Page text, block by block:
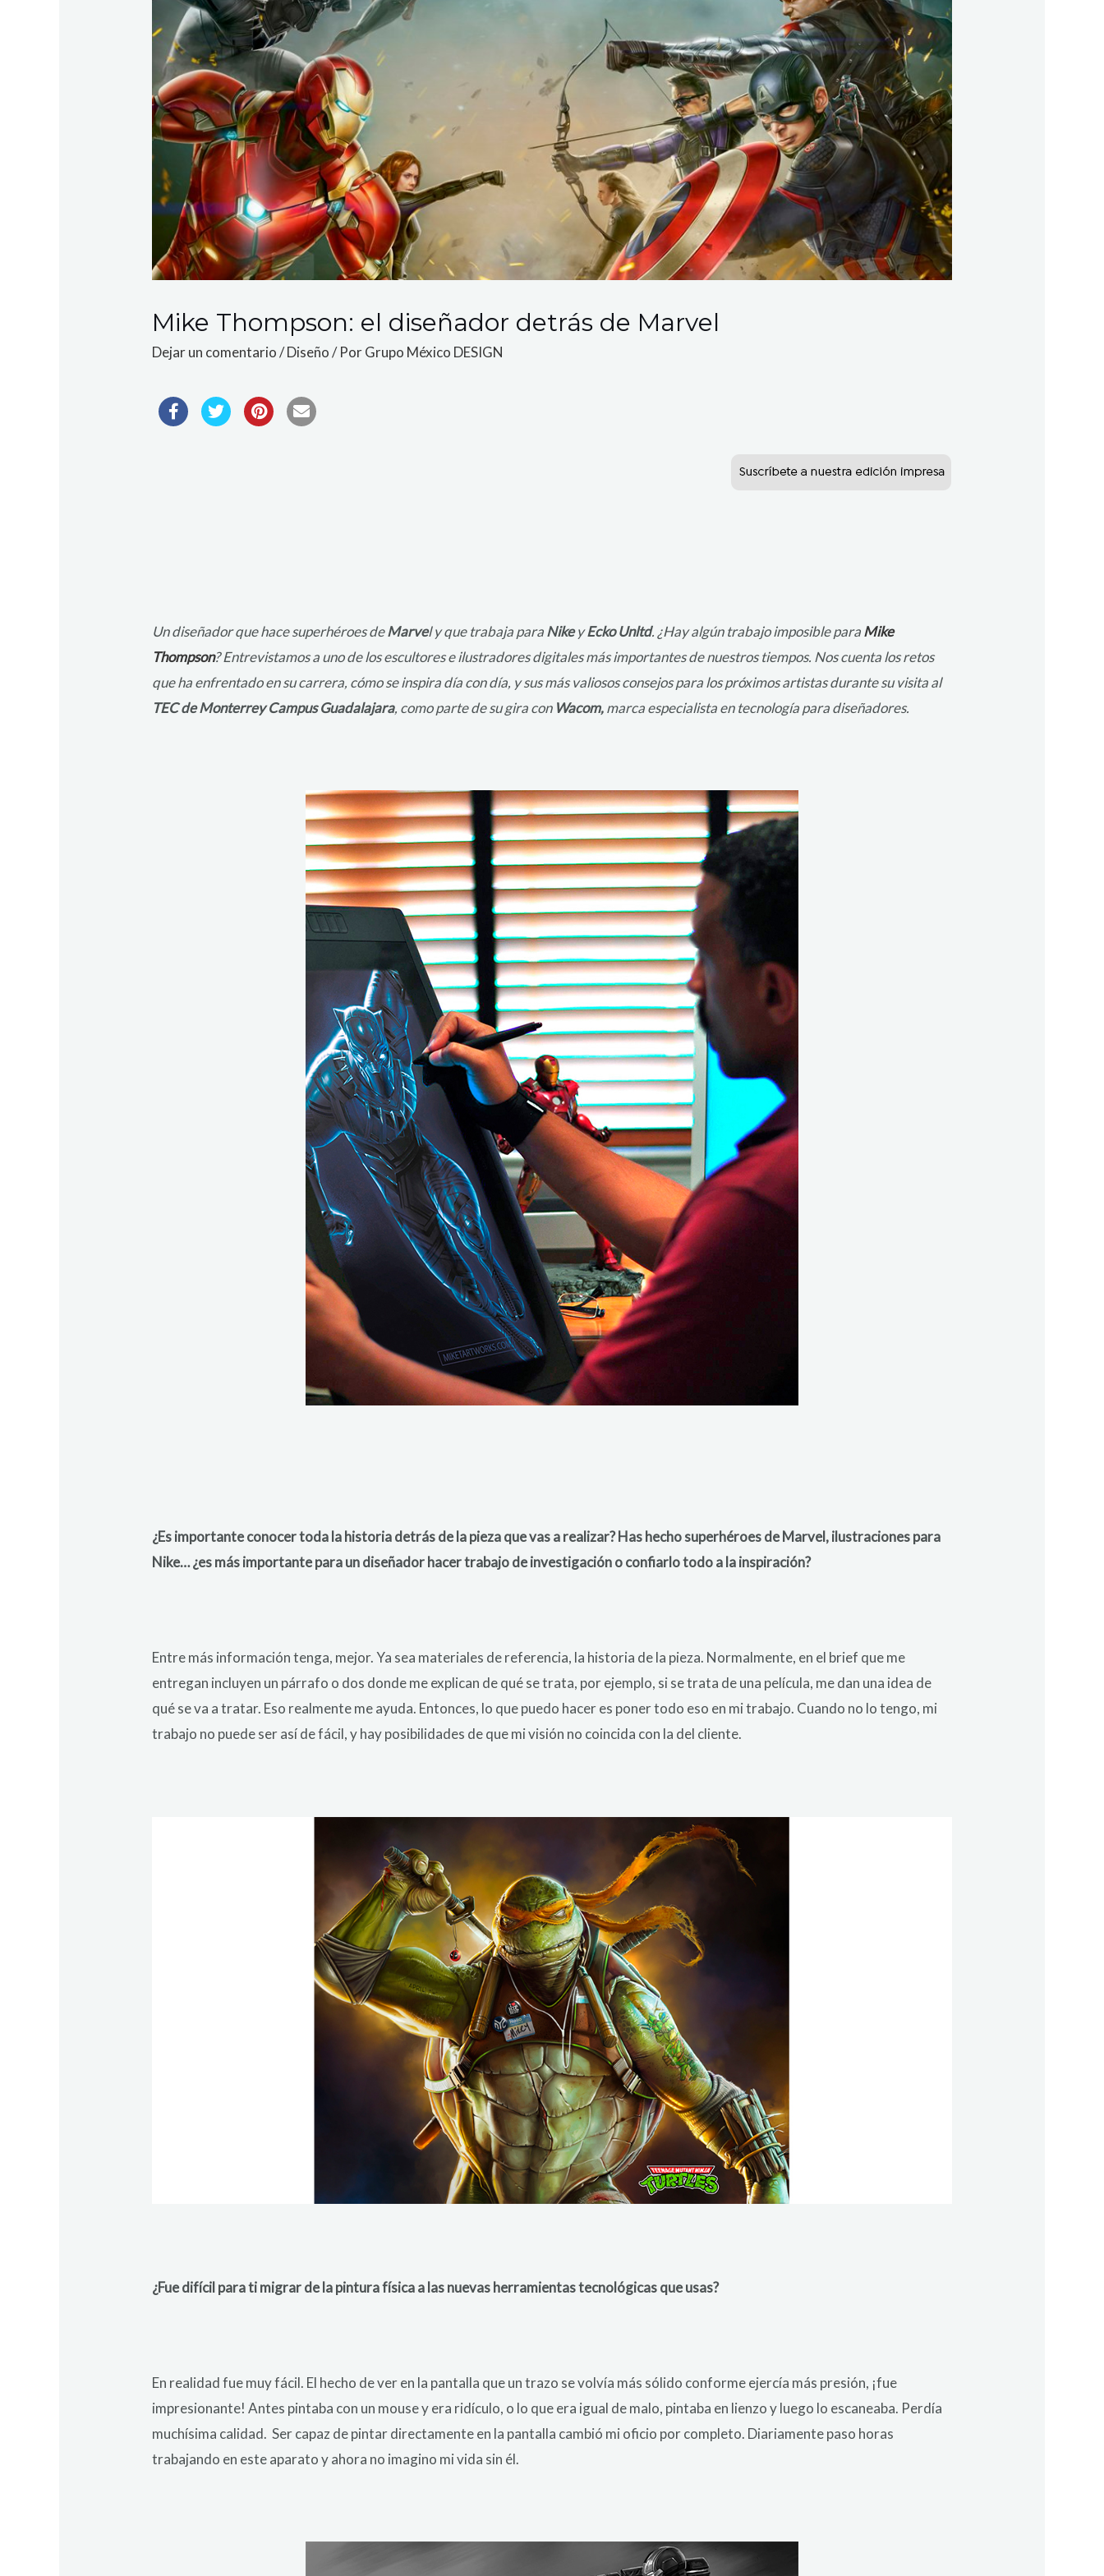
Mike Thompson: el diseñador detrás de Marvel
Dejar un comentario /Diseño/ PorGrupo México DESIGN
Un diseñador que hace superhéroes deMarvel y que trabaja paraNikeyEcko Unltd. ¿Hay algún trabajo imposible paraMike
Thompson? Entrevistamos a uno de los escultores e ilustradores digitales más importantes de nuestros tiempos. Nos cuenta los retos
que ha enfrentado en su carrera, cómo se inspira día con día, y sus más valiosos consejos para los próximos artistas durante su visita al
TEC de Monterrey Campus Guadalajara, como parte de su gira con Wacom,marca especialista en tecnología para diseñadores.
¿Es importante conocer toda la historia detrás de la pieza que vas a realizar? Has hecho superhéroes de Marvel, ilustraciones para
Nike… ¿es más importante para un diseñador hacer trabajo de investigación o confiarlo todo a la inspiración?
Entre más información tenga, mejor. Ya sea materiales de referencia, la historia de la pieza. Normalmente, en el brief que me
entregan incluyen un párrafo o dos donde me explican de qué se trata, por ejemplo, si se trata de una película, me dan una idea de
qué se va a tratar. Eso realmente me ayuda. Entonces, lo que puedo hacer es poner todo eso en mi trabajo. Cuando no lo tengo, mi
trabajo no puede ser así de fácil, y hay posibilidades de que mi visión no coincida con la del cliente.
¿Fue difícil para ti migrar de la pintura física a las nuevas herramientas tecnológicas que usas?
En realidad fue muy fácil. El hecho de ver en la pantalla que un trazo se volvía más sólido conforme ejercía más presión, ¡fue
impresionante! Antes pintaba con un mouse y era ridículo, o lo que era igual de malo, pintaba en lienzo y luego lo escaneaba. Perdía
muchísima calidad. Ser capaz de pintar directamente en la pantalla cambió mi oficio por completo. Diariamente paso horas
trabajando en este aparato y ahora no imagino mi vida sin él.